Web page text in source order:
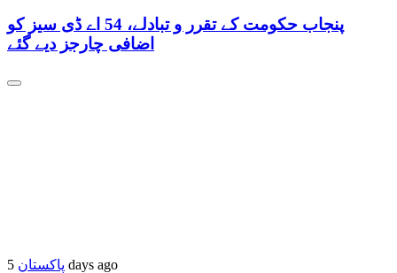
پنجاب حکومت کے تقرر و تبادلے، 54 اے ڈی سیز کو
اضافی چارجز دیے گئے
پاکستان 5 days ago